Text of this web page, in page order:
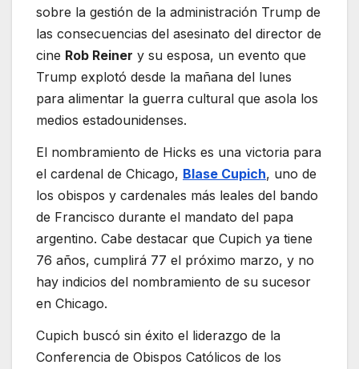
sobre la gestión de la administración Trump de
las consecuencias del asesinato del director de
cine Rob Reiner y su esposa, un evento que
Trump explotó desde la mañana del lunes
para alimentar la guerra cultural que asola los
medios estadounidenses.
El nombramiento de Hicks es una victoria para
el cardenal de Chicago, Blase Cupich, uno de
los obispos y cardenales más leales del bando
de Francisco durante el mandato del papa
argentino. Cabe destacar que Cupich ya tiene
76 años, cumplirá 77 el próximo marzo, y no
hay indicios del nombramiento de su sucesor
en Chicago.
Cupich buscó sin éxito el liderazgo de la
Conferencia de Obispos Católicos de los